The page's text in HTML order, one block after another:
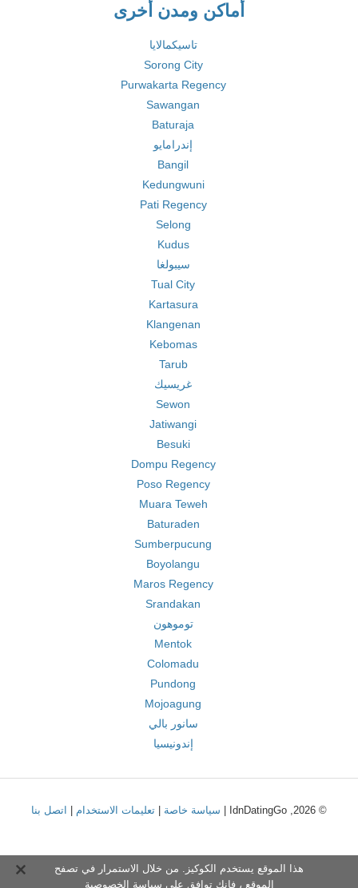
أماكن ومدن أخرى
تاسيكمالايا
Sorong City
Purwakarta Regency
Sawangan
Baturaja
إندرامايو
Bangil
Kedungwuni
Pati Regency
Selong
Kudus
سيبولغا
Tual City
Kartasura
Klangenan
Kebomas
Tarub
غريسيك
Sewon
Jatiwangi
Besuki
Dompu Regency
Poso Regency
Muara Teweh
Baturaden
Sumberpucung
Boyolangu
Maros Regency
Srandakan
توموهون
Mentok
Colomadu
Pundong
Mojoagung
سانور بالي
إندونيسيا
© 2026, IdnDatingGo | سياسة خاصة تعليمات الاستخدام اتصل بنا
هذا الموقع يستخدم الكوكيز. من خلال الاستمرار في تصفح
الموقع ، فإنك توافق على سياسة الخصوصية